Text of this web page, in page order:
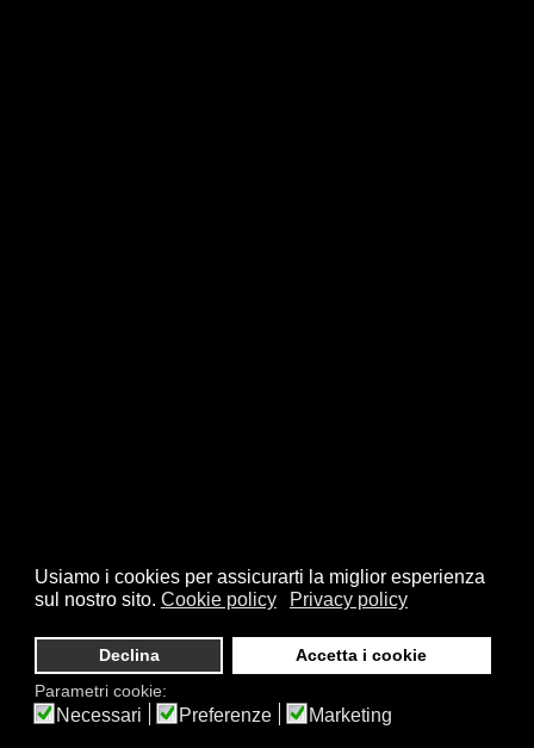
Usiamo i cookies per assicurarti la miglior esperienza
sul nostro sito. Cookie policy Privacy policy
Declina
Accetta i cookie
Parametri cookie:
Necessari Preferenze Marketing
Giovanna, 12 - 20129 Milano - CF. 80105170155 - P. Iva
10013490155 - Email fsi@federscacchi.it - Tel. 02.86464369 -
Privacy